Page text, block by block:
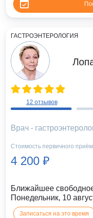
ГАСТРОЭНТЕРОЛОГИЯ
12 отзывов
Врач -
Стоимость первичного
4 200 ₽
Ближайшее
Понедельник, 10
Записаться на это время